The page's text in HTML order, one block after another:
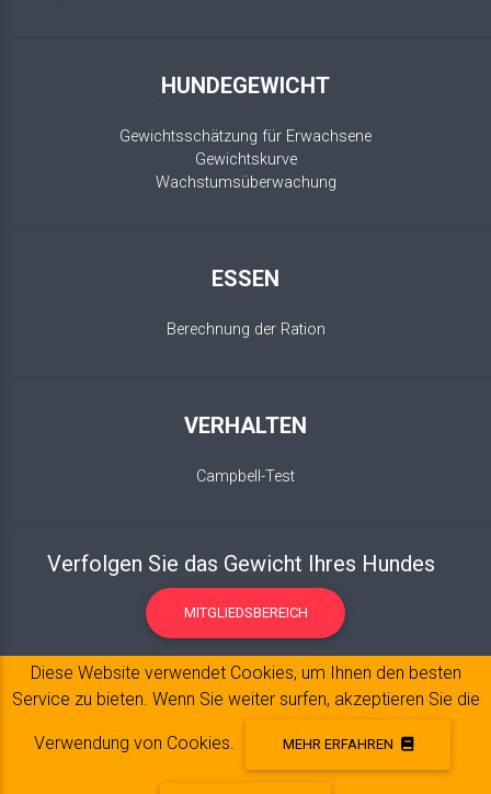
HUNDEGEWICHT
Gewichtsschätzung für Erwachsene
Gewichtskurve
Wachstumsüberwachung
ESSEN
Berechnung der Ration
VERHALTEN
Campbell-Test
Verfolgen Sie das Gewicht Ihres Hundes
MITGLIEDSBEREICH
Diese Website verwendet Cookies, um Ihnen den besten
Service zu bieten. Wenn Sie weiter surfen, akzeptieren Sie die
Verwendung von Cookies. MEHR ERFAHREN